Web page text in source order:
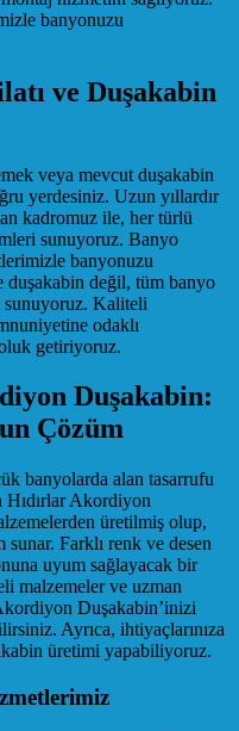
banyonuzu
ve Duşakabin
veya mevcut duşakabin
yerdesiniz. Uzun yıllardır
kadromuz ile, her türlü
sunuyoruz. Banyo
banyonuzu
duşakabin değil, tüm banyo
sunuyoruz. Kaliteli
odaklı
getiriyoruz.
Duşakabin:
Çözüm
banyolarda alan tasarrufu
Hıdırlar Akordiyon
üretilmiş olup,
Farklı renk ve desen
uyum sağlayacak bir
malzemeler ve uzman
Duşakabin’inizi
Ayrıca, ihtiyaçlarınıza
üretimi yapabiliyoruz.